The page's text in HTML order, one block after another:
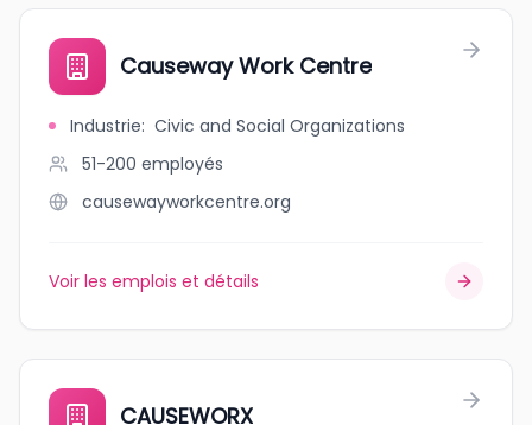
Causeway Work Centre
Industrie: Civic and Social Organizations
51-200 employés
causewayworkcentre.org
Voir les emplois et détails
CAUSEWORX